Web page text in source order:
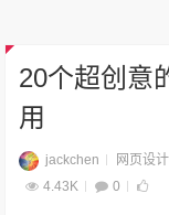
20个超创意
用
jackchen 网页设计
4.43K
0